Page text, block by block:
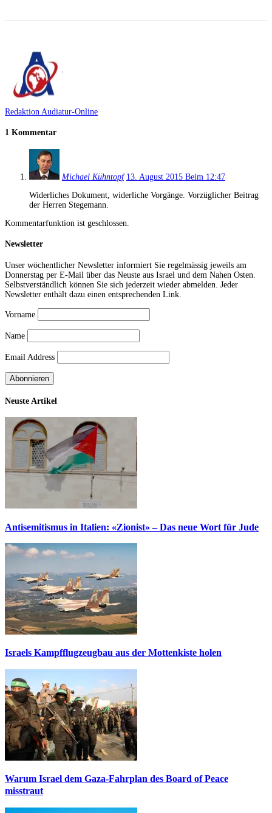
Redaktion Audiatur-Online
1 Kommentar
Michael Kühntopf 13. August 2015 Beim 12:47
Widerliches Dokument, widerliche Vorgänge. Vorzüglicher Beitrag
der Herren Stegemann.
Kommentarfunktion ist geschlossen.
Newsletter
Unser wöchentlicher Newsletter informiert Sie regelmässig jeweils am
Donnerstag per E-Mail über das Neuste aus Israel und dem Nahen Osten.
Selbstverständlich können Sie sich jederzeit wieder abmelden. Jeder
Newsletter enthält dazu einen entsprechenden Link.
Vorname
Name
Email Address
Neuste Artikel
Antisemitismus in Italien: «Zionist» – Das neue Wort für Jude
Israels Kampfflugzeugbau aus der Mottenkiste holen
Warum Israel dem Gaza-Fahrplan des Board of Peace
misstraut